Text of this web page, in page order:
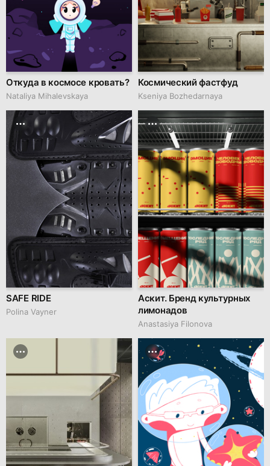
Откуда в космосе кровать?
Nataliya Mihalevskaya
Космический фастфуд
Kseniya Bozhedarnaya
SAFE RIDE
Polina Vayner
Аскит. Бренд культурных
лимонадов
Anastasiya Filonova